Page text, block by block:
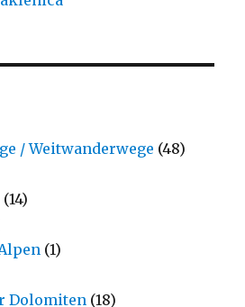
/ Weitwanderwege (48)
(14)
(1)
Dolomiten (18)